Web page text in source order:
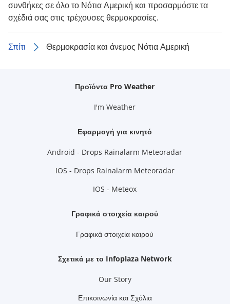
συνθήκες σε όλο το Νότια Αμερική και προσαρμόστε τα
σχέδιά σας στις τρέχουσες θερμοκρασίες.
Σπίτι Θερμοκρασία και άνεμος Νότια Αμερική
Προϊόντα Pro Weather
I'm Weather
Εφαρμογή για κινητό
Android - Drops Rainalarm Meteoradar
IOS - Drops Rainalarm Meteoradar
IOS - Meteox
Γραφικά στοιχεία καιρού
Γραφικά στοιχεία καιρού
Σχετικά με το Infoplaza Network
Our Story
Επικοινωνία και Σχόλια